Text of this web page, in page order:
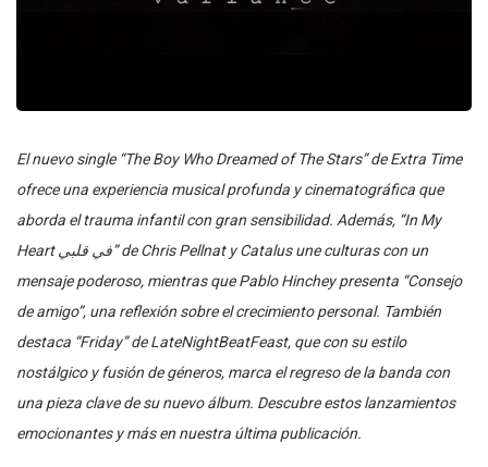
El nuevo single “The Boy Who Dreamed of The Stars” de Extra Time
ofrece una experiencia musical profunda y cinematográfica que
aborda el trauma infantil con gran sensibilidad. Además, “In My
Heart في قلبي” de Chris Pellnat y Catalus une culturas con un
mensaje poderoso, mientras que Pablo Hinchey presenta “Consejo
de amigo”, una reflexión sobre el crecimiento personal. También
destaca “Friday” de LateNightBeatFeast, que con su estilo
nostálgico y fusión de géneros, marca el regreso de la banda con
una pieza clave de su nuevo álbum. Descubre estos lanzamientos
emocionantes y más en nuestra última publicación.